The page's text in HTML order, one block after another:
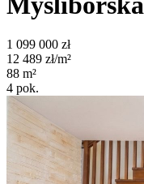
1 099 000 zł
12 489 zł/m²
88 m²
4 pok.